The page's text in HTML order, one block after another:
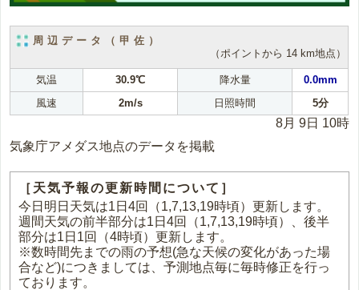
周辺データ（甲佐）
（ポイントから 14 km地点）
気温 30.9℃ 降水量
0.0mm
風速
2m/s 日照時間 5分
8月 9日 10時
気象庁アメダス地点のデータを掲載
［天気予報の更新時間について］
今日明日天気は1日4回（1,7,13,19時頃）更新します。
週間天気の前半部分は1日4回（1,7,13,19時頃）、後半
部分は1日1回（4時頃）更新します。
※数時間先までの雨の予想(急な天候の変化があった場
合など)につきましては、予測地点毎に毎時修正を行っ
ております。